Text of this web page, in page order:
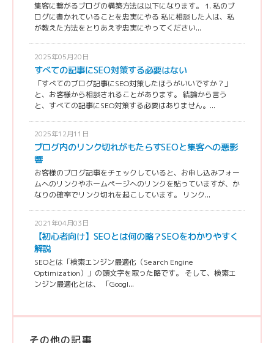
集客に繋がるブログの構築方法は以下になります。 1. 私のブ
ログに書かれていることを忠実にやる 私に相談した人は、私
が教えた方法をとりあえず忠実にやってください...
2025年05月20日
すべての記事にSEO対策する必要はない
「すべてのブログ記事にSEO対策したほうがいいですか？」
と、お客様から相談されることがあります。 結論から言う
と、すべての記事にSEO対策する必要はありません。...
2025年12月11日
ブログ内のリンク切れがもたらすSEOと集客への悪影
響
お客様のブログ記事をチェックしていると、お申し込みフォー
ムへのリンクやホームページへのリンクを貼っていますが、か
なりの確率でリンク切れを起こしています。 リンク...
2021年04月03日
【初心者向け】SEOとは何の略？SEOをわかりやすく
解説
SEOとは「検索エンジン最適化（Search Engine
Optimization）」の頭文字を取った略です。 そして、検索エ
ンジン最適化とは、 「Googl...
その他の記事